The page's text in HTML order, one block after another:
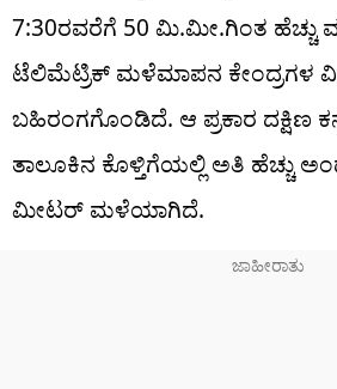
7:30ರವರೆಗೆ 50 ಮಿ.ಮೀ.ಗಿಂತ
ಟೆಲಿಮೆಟ್ರಿಕ್ ಮಳೆಮಾಪನ ಕೇಂದ್ರಗಳ
ಬಹಿರಂಗಗೊಂಡಿದೆ. ಆ ಪ್ರಕಾರ ದಕ್ಷಿಣ
ತಾಲೂಕಿನ ಕೊಳ್ತಿಗೆಯಲ್ಲಿ ಅತಿ ಹೆಚ್ಚು
ಮೀಟರ್​​ ಮಳೆಯಾಗಿದೆ.